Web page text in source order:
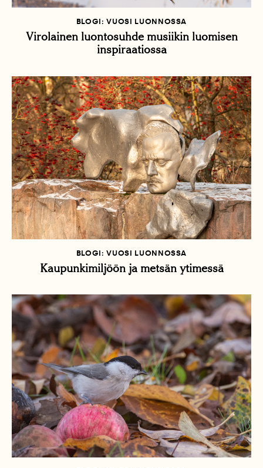
BLOGI: VUOSI LUONNOSSA
Virolainen luontosuhde musiikin luomisen
inspiraatiossa
BLOGI: VUOSI LUONNOSSA
Kaupunkimiljöön ja metsän ytimessä